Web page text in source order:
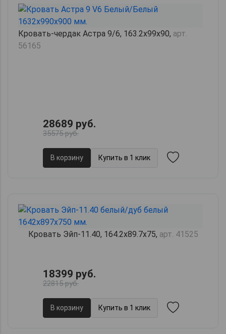
Кровать-чердак Астра 9/6, 163.2х99х90, арт.
56165
28689 руб.
35575 руб.
В корзину Купить в 1 клик
Кровать Эйп-11.40, 164.2х89.7х75, арт. 41525
18399 руб.
22815 руб.
В корзину Купить в 1 клик